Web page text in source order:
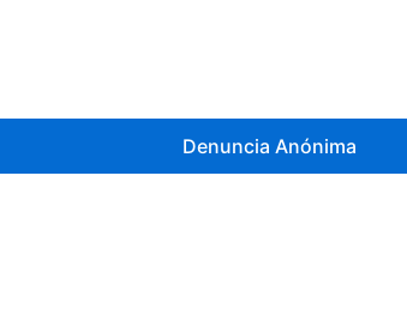
Denuncia Anónima